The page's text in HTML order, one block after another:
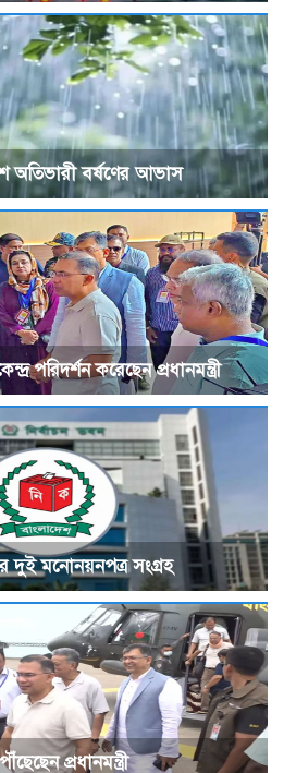
অতিভারী বর্ষণের আভাস
পরিদর্শন করেছেন প্রধানমন্ত্রী
দুই মনোনয়নপত্র সংগ্রহ
প্রধানমন্ত্রী